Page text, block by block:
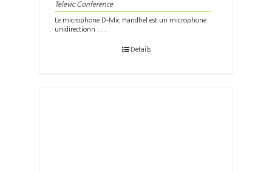
Televic Conference
Le microphone D-Mic Handhel est un microphone
unidirectionn . . .
Détails